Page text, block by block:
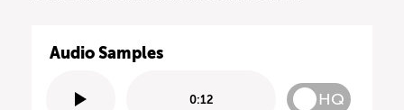
Audio Samples
0:12 HQ